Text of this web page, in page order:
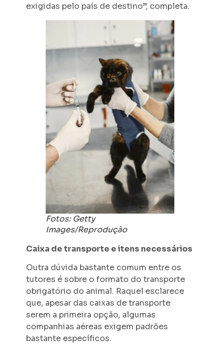
exigidas pelo país de destino”, completa.
Fotos: Getty
Images/Reprodução
Caixa de transporte e itens necessários
Outra dúvida bastante comum entre os
tutores é sobre o formato do transporte
obrigatório do animal. Raquel esclarece
que, apesar das caixas de transporte
serem a primeira opção, algumas
companhias aéreas exigem padrões
bastante específicos.